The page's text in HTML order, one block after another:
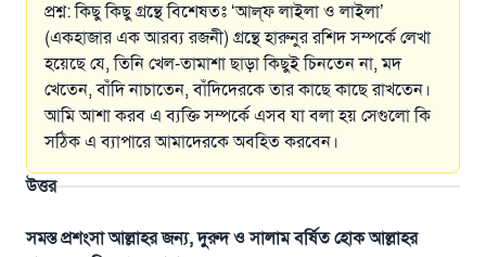
প্রশ্ন: কিছু কিছু গ্রন্থে বিশেষতঃ ‘আল্‌ফ লাইলা ও লাইলা’
(একহাজার এক আরব্য রজনী) গ্রন্থে হারুনুর রশিদ সম্পর্কে লেখা
হয়েছে যে, তিনি খেল-তামাশা ছাড়া কিছুই চিনতেন না, মদ
খেতেন, বাঁদি নাচাতেন, বাঁদিদেরকে তার কাছে কাছে রাখতেন।
আমি আশা করব এ ব্যক্তি সম্পর্কে এসব যা বলা হয় সেগুলো কি
সঠিক এ ব্যাপারে আমাদেরকে অবহিত করবেন।
উত্তর
সমস্ত প্রশংসা আল্লাহর জন্য, দুরুদ ও সালাম বর্ষিত হোক আল্লাহর